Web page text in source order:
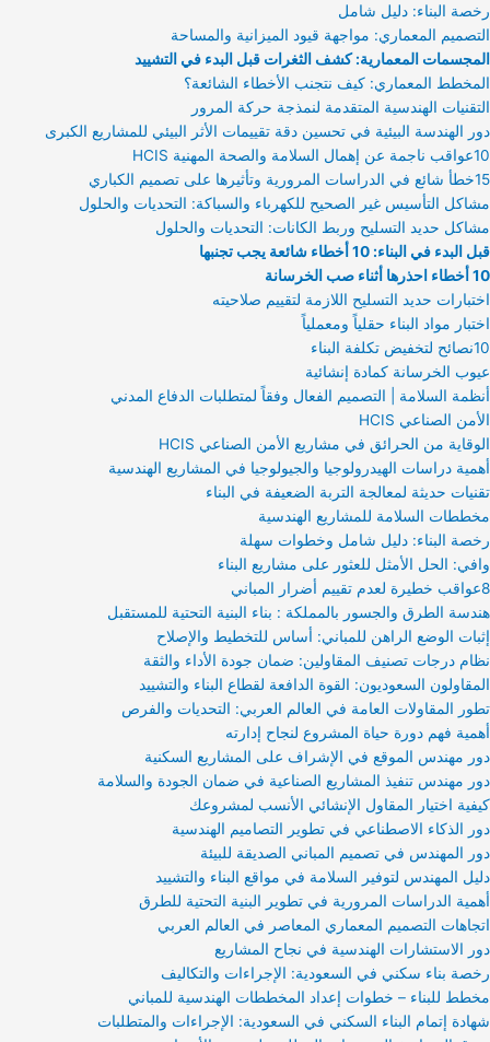
رخصة البناء: دليل شامل
التصميم المعماري: مواجهة قيود الميزانية والمساحة
المجسمات المعمارية: كشف الثغرات قبل البدء في التشييد
المخطط المعماري: كيف نتجنب الأخطاء الشائعة؟
التقنيات الهندسية المتقدمة لنمذجة حركة المرور
دور الهندسة البيئية في تحسين دقة تقييمات الأثر البيئي للمشاريع الكبرى
10عواقب ناجمة عن إهمال السلامة والصحة المهنية HCIS
15خطأ شائع في الدراسات المرورية وتأثيرها على تصميم الكباري
مشاكل التأسيس غير الصحيح للكهرباء والسباكة: التحديات والحلول
مشاكل حديد التسليح وربط الكانات: التحديات والحلول
قبل البدء في البناء: 10 أخطاء شائعة يجب تجنبها
10 أخطاء احذرها أثناء صب الخرسانة
اختبارات حديد التسليح اللازمة لتقييم صلاحيته
اختبار مواد البناء حقلياً ومعملياً
10نصائح لتخفيض تكلفة البناء
عيوب الخرسانة كمادة إنشائية
أنظمة السلامة | التصميم الفعال وفقاً لمتطلبات الدفاع المدني
الأمن الصناعي HCIS
الوقاية من الحرائق في مشاريع الأمن الصناعي HCIS
أهمية دراسات الهيدرولوجيا والجيولوجيا في المشاريع الهندسية
تقنيات حديثة لمعالجة التربة الضعيفة في البناء
مخططات السلامة للمشاريع الهندسية
رخصة البناء: دليل شامل وخطوات سهلة
وافي: الحل الأمثل للعثور على مشاريع البناء
8عواقب خطيرة لعدم تقييم أضرار المباني
هندسة الطرق والجسور بالمملكة : بناء البنية التحتية للمستقبل
إثبات الوضع الراهن للمباني: أساس للتخطيط والإصلاح
نظام درجات تصنيف المقاولين: ضمان جودة الأداء والثقة
المقاولون السعوديون: القوة الدافعة لقطاع البناء والتشييد
تطور المقاولات العامة في العالم العربي: التحديات والفرص
أهمية فهم دورة حياة المشروع لنجاح إدارته
دور مهندس الموقع في الإشراف على المشاريع السكنية
دور مهندس تنفيذ المشاريع الصناعية في ضمان الجودة والسلامة
كيفية اختيار المقاول الإنشائي الأنسب لمشروعك
دور الذكاء الاصطناعي في تطوير التصاميم الهندسية
دور المهندس في تصميم المباني الصديقة للبيئة
دليل المهندس لتوفير السلامة في مواقع البناء والتشييد
أهمية الدراسات المرورية في تطوير البنية التحتية للطرق
اتجاهات التصميم المعماري المعاصر في العالم العربي
دور الاستشارات الهندسية في نجاح المشاريع
رخصة بناء سكني في السعودية: الإجراءات والتكاليف
مخطط للبناء – خطوات إعداد المخططات الهندسية للمباني
شهادة إتمام البناء السكني في السعودية: الإجراءات والمتطلبات